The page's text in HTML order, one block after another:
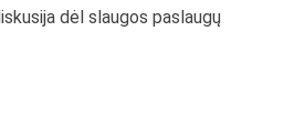
dėl slaugos paslaugų